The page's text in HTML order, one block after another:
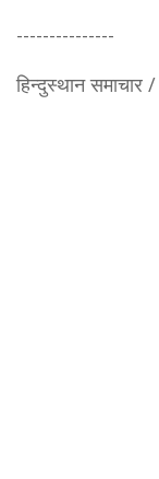
---------------
हिन्दुस्थान समाचार